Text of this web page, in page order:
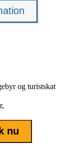
og turistskat
nu